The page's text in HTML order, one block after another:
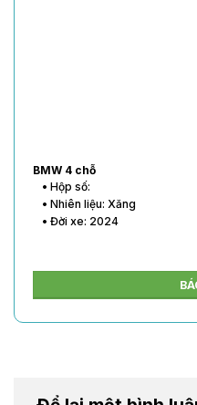
BMW 4 chỗ
• Hộp số:
• Nhiên liệu: Xăng
• Đời xe: 2024